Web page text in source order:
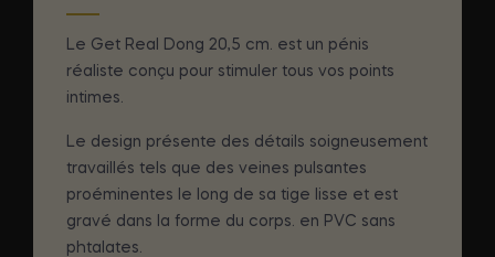
Le Get Real Dong 20,5 cm. est un pénis
réaliste conçu pour stimuler tous vos points
intimes.
Le design présente des détails soigneusement
travaillés tels que des veines pulsantes
proéminentes le long de sa tige lisse et est
gravé dans la forme du corps. en PVC sans
phtalates.